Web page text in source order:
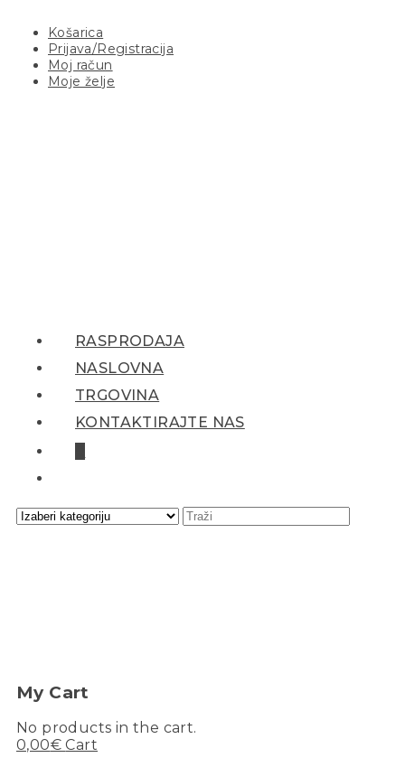
Košarica
Prijava/Registracija
Moj račun
Moje želje
RASPRODAJA
NASLOVNA
TRGOVINA
KONTAKTIRAJTE NAS
My Cart
No products in the cart.
0,00€ Cart